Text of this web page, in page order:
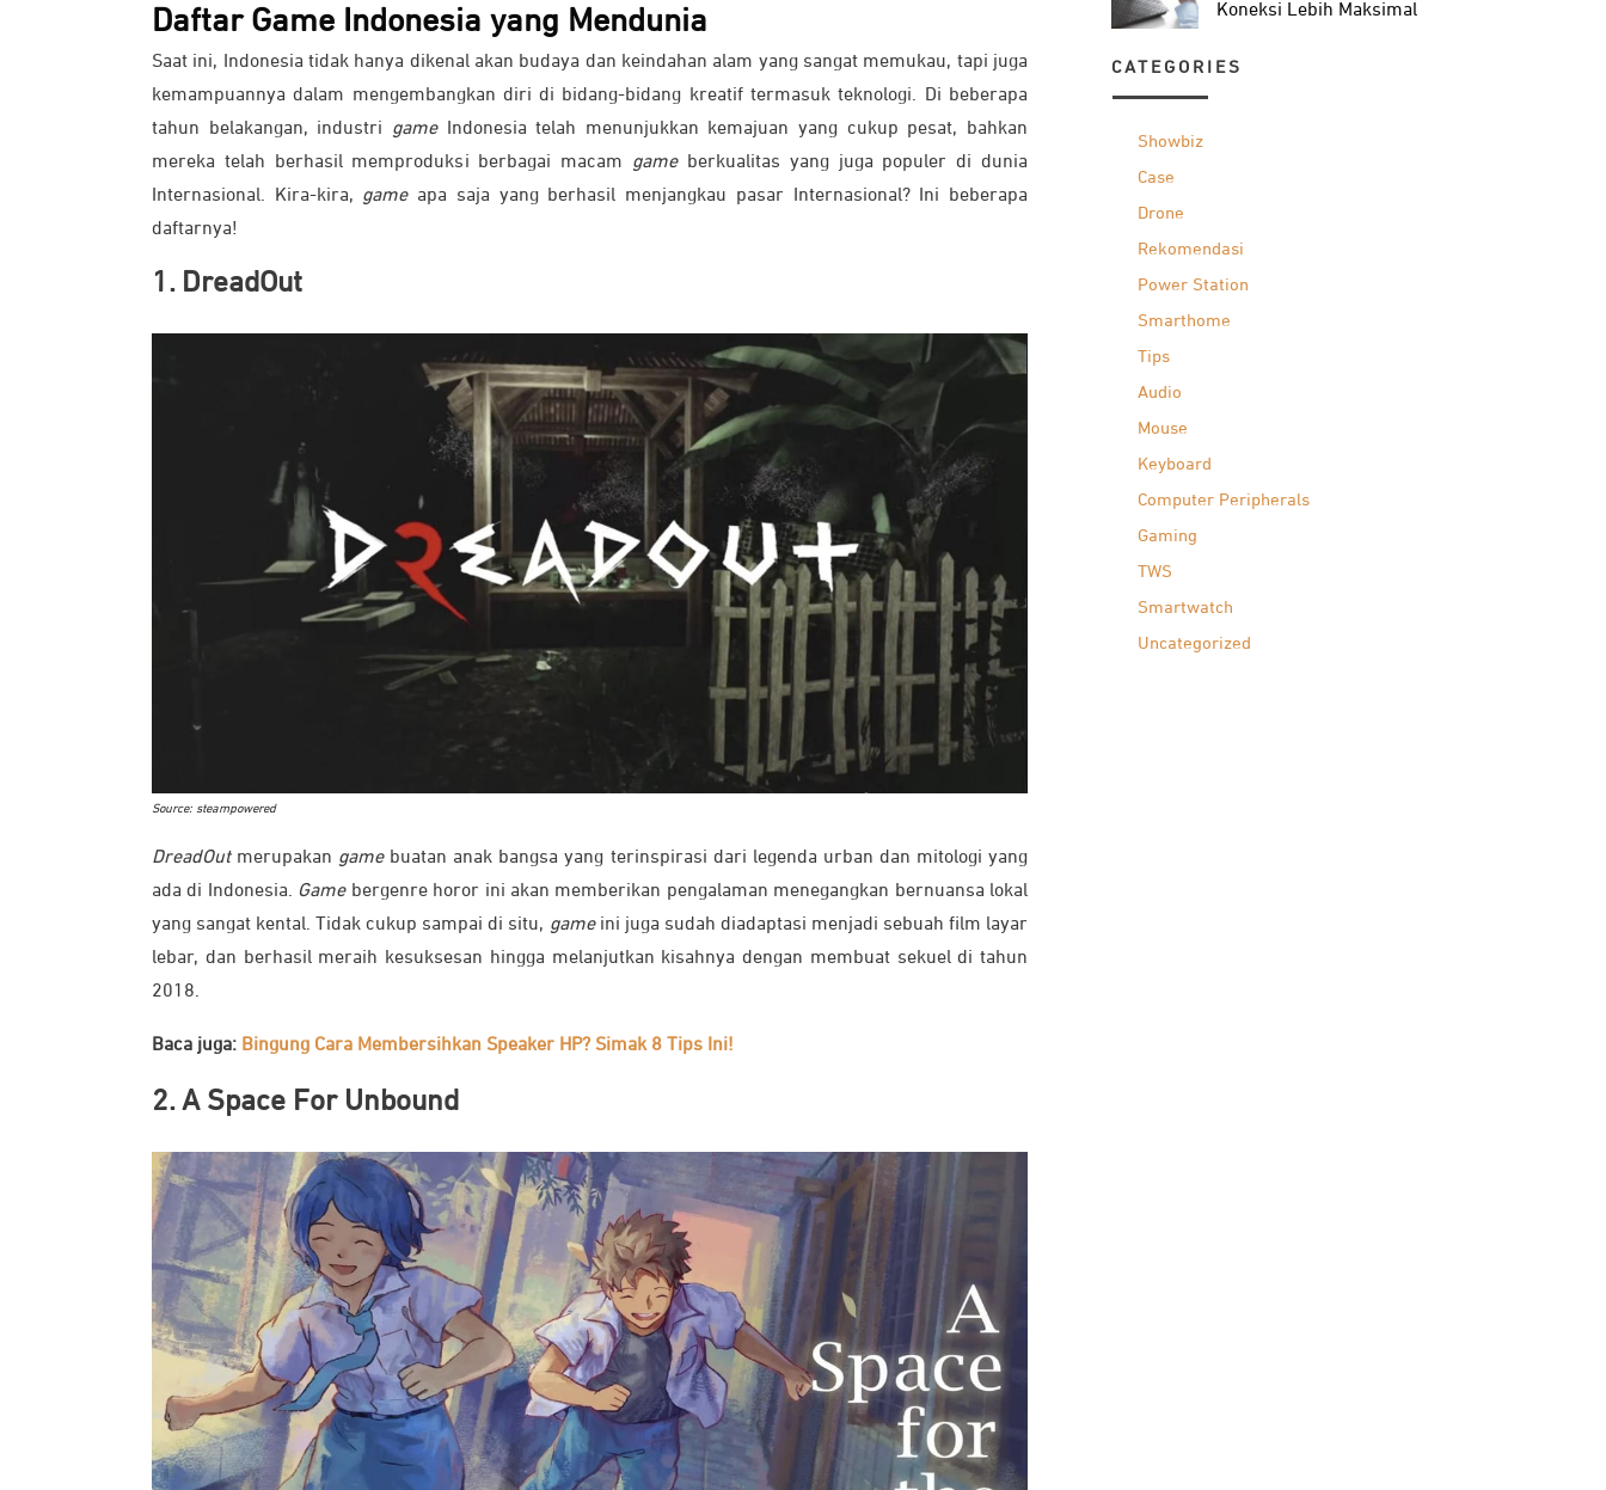
Daftar Game Indonesia yang Mendunia
Saat ini, Indonesia tidak hanya dikenal akan budaya dan keindahan alam yang sangat memukau, tapi juga
kemampuannya dalam mengembangkan diri di bidang-bidang kreatif termasuk teknologi. Di beberapa
tahun belakangan, industri game
Indonesia telah menunjukkan kemajuan yang cukup pesat, bahkan
mereka telah berhasil memproduksi berbagai macam gameberkualitas yang juga populer di dunia
Internasional. Kira-kira, gameapa saja yang berhasil menjangkau pasar Internasional? Ini beberapa
daftarnya!
1. DreadOut
Source: steampowered
DreadOutmerupakan game buatan anak bangsa yang terinspirasi dari legenda urban dan mitologi yang
ada di Indonesia. Game bergenre horor ini akan memberikan pengalaman menegangkan bernuansa lokal
yang sangat kental. Tidak cukup sampai di situ, game ini juga sudah diadaptasi menjadi sebuah film layar
lebar, dan berhasil meraih kesuksesan hingga melanjutkan kisahnya dengan membuat sekuel di tahun
2018.
Baca juga: Bingung Cara Membersihkan Speaker HP? Simak 8 Tips Ini!
2. A Space For Unbound
Koneksi Lebih Maksimal
CATEGORIES
Showbiz
Case
Drone
Rekomendasi
Power Station
Smarthome
Tips
Audio
Mouse
Keyboard
Computer Peripherals
Gaming
TWS
Smartwatch
Uncategorized